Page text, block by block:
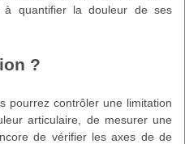
à quantifier la douleur de ses
?
pourrez contrôler une limitation
articulaire, de mesurer une
de vérifier les axes de de